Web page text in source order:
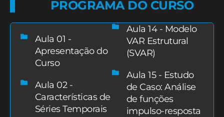
PROGRAMA DO CURSO
Aula 01 -
Apresentação do
Curso
Aula 02 -
Características de
Séries Temporais
Aula 14 - Modelo
VAR Estrutural
(SVAR)
Aula 15 - Estudo
de Caso: Análise
de funções
impulso-resposta